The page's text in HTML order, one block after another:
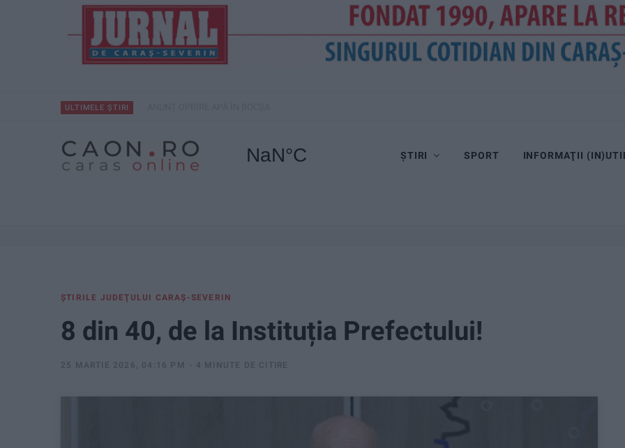
ULTIMELE ȘTIRI
ȘTIRI SPORT INFORMAŢII
ŞTIRILE JUDEŢULUI CARAŞ-SEVERIN
8 din 40, de la Instituția Prefectului!
25 MARTIE 2026, 04:16 PM 4 MINUTE DE CITIRE